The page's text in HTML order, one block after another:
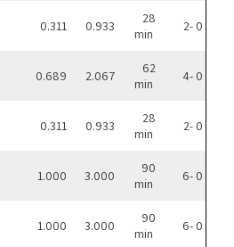
0.311 0.933
28
min
2- 0
0.689 2.067
62
min
4- 0
0.311 0.933
28
min
2- 0
1.000 3.000
90
min
6- 0
1.000 3.000
90
min
6- 0